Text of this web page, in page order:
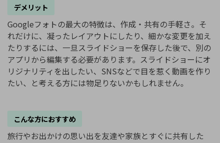
デメリット
Googleフォトの最大の特徴は、作成・共有の手軽さ。そ
れだけに、凝ったレイアウトにしたり、細かな変更を加え
たりするには、一旦スライドショーを保存した後で、別の
アプリから編集する必要があります。スライドショーにオ
リジナリティを出したい、SNSなどで目を惹く動画を作り
たい、と考える方には物足りないかもしれません。
こんな方におすすめ
旅行やお出かけの思い出を友達や家族とすぐに共有した